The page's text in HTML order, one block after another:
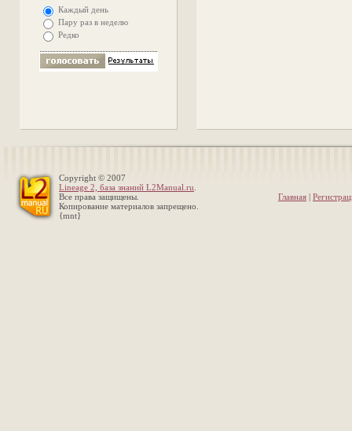
Каждый день
Пару раз в неделю
Редко
Copyright © 2007
Lineage 2, база знаний L2Manual.ru
Все права защищены.
Копирование материалов запрещено.
{mnt}
Главная |